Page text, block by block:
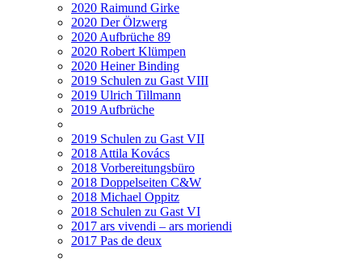
2020 Raimund Girke
2020 Der Ölzwerg
2020 Aufbrüche 89
2020 Robert Klümpen
2020 Heiner Binding
2019 Schulen zu Gast VIII
2019 Ulrich Tillmann
2019 Aufbrüche
2019 Schulen zu Gast VII
2018 Attila Kovács
2018 Vorbereitungsbüro
2018 Doppelseiten C&W
2018 Michael Oppitz
2018 Schulen zu Gast VI
2017 ars vivendi – ars moriendi
2017 Pas de deux